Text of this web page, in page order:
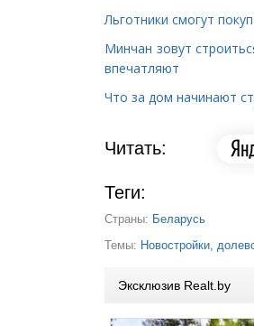
Льготники смогут
Минчан зовут
впечатляют
Что за дом начинают
Читать:
Теги:
Страны: Беларусь
Темы: Новостройки,
Эксклюзив Realt.by